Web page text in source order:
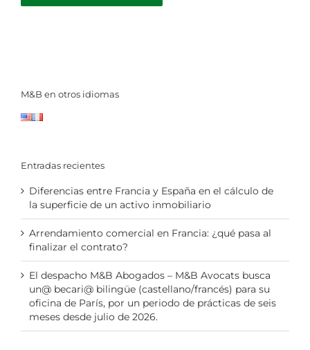
M&B en otros idiomas
Entradas recientes
Diferencias entre Francia y España en el cálculo de
la superficie de un activo inmobiliario
Arrendamiento comercial en Francia: ¿qué pasa al
finalizar el contrato?
El despacho M&B Abogados – M&B Avocats busca
un@ becari@ bilingüe (castellano/francés) para su
oficina de París, por un periodo de prácticas de seis
meses desde julio de 2026.